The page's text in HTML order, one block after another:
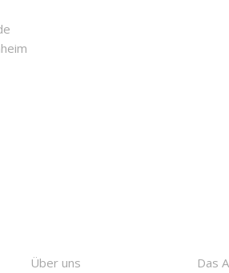
Über uns Das